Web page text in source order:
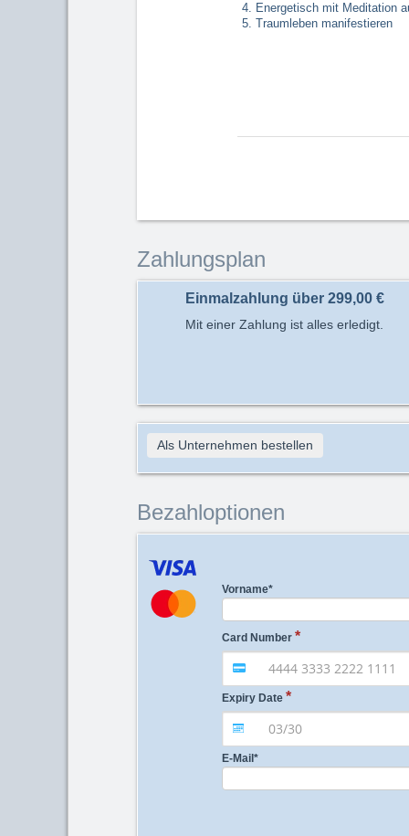
4. Energetisch mit Meditation
5. Traumleben manifestieren
Zahlungsplan
Einmalzahlung über 299,00 €
Mit einer Zahlung ist alles erledigt.
Als Unternehmen bestellen
Bezahloptionen
Vorname*
Card Number
Expiry Date
E-Mail*